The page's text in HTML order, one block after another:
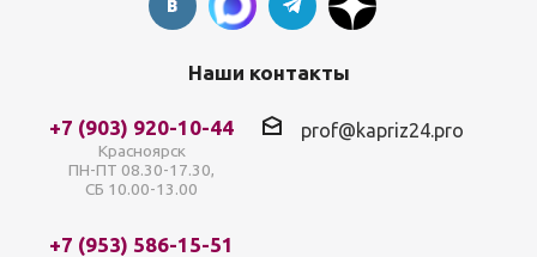
Наши контакты
+7 (903) 920-10-44
Красноярск
ПН-ПТ 08.30-17.30,
СБ 10.00-13.00
+7 (953) 586-15-51
prof@kapriz24.pro